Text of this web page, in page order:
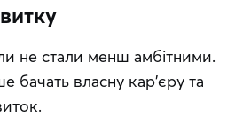
не стали менш амбітними.
бачать власну кар'єру та